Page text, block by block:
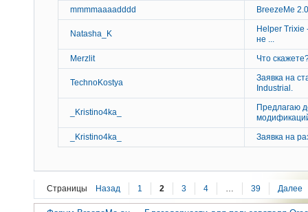
mmmmaaaadddd
BreezeMe 2.0
Natasha_K
Helper Trixie
не ...
Merzlit
Что
TechnoKostya
Заявка на
Industrial.
_Kristino4ka_
Предлагаю
_Kristino4ka_
Заявка на
Страницы Назад 1 2 3 4 … 39 Далее